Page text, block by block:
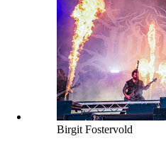
Birgit Fostervold